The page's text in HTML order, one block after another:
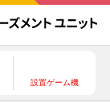
設置ゲーム機